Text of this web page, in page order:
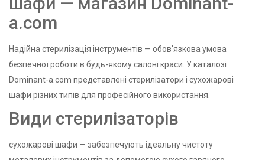
a.com
Надійна стерилізація інструментів — обов'язкова умова
безпечної роботи в будь-якому салоні краси. У каталозі
Dominant-a.com представлені стерилізатори і сухожарові
шафи різних типів для професійного використання.
Види стерилізаторів
сухожарові шафи — забезпечують ідеальну чистоту